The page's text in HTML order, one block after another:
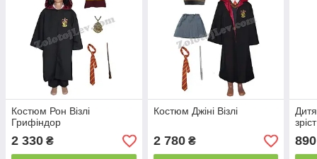
Костюм Рон Візлі
Грифіндор
2 330 ₴
Костюм Джіні Візлі
2 780₴ 890